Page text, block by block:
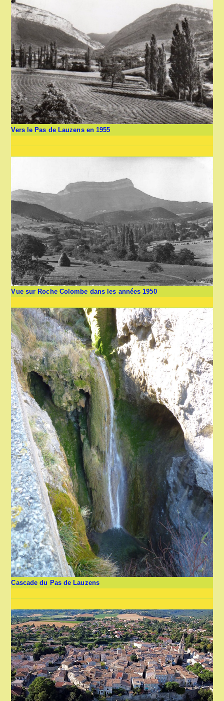
Vers le Pas de Lauzens en 1955
Vue sur Roche Colombe dans les années 1950
Cascade du Pas de Lauzens